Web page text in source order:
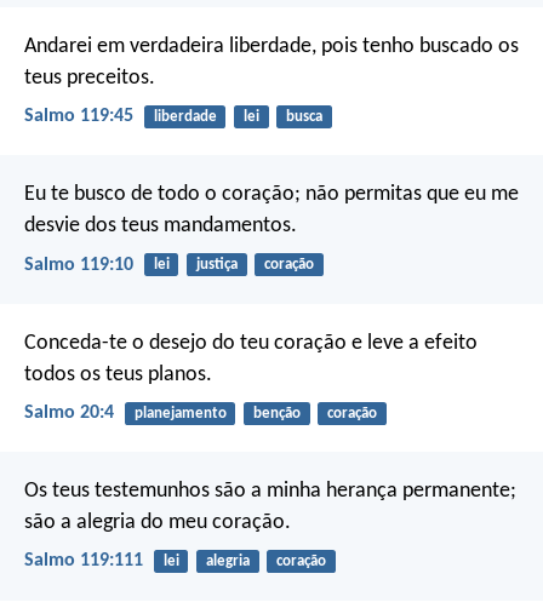
Andarei em verdadeira liberdade, pois tenho buscado os
teus preceitos.
Salmo 119:45 liberdade lei busca
Eu te busco de todo o coração; não permitas que eu me
desvie dos teus mandamentos.
Salmo 119:10 lei justiça coração
Conceda-te o desejo do teu coração e leve a efeito
todos os teus planos.
Salmo 20:4 planejamento benção coração
Os teus testemunhos são a minha herança permanente;
são a alegria do meu coração.
Salmo 119:111 lei alegria coração